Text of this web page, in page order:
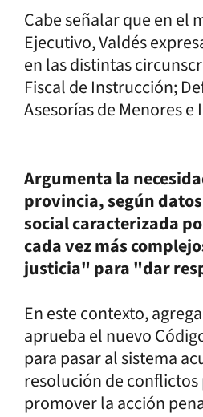
Cabe señalar que en el
Ejecutivo, Valdés
en las distintas
Fiscal de Instrucción;
Asesorías de Menores e
Argumenta la
provincia, según
social caracterizada
cada vez más
justicia" para "dar
En este contexto,
aprueba el nuevo
para pasar al sistema
resolución de conflictos
promover la acción